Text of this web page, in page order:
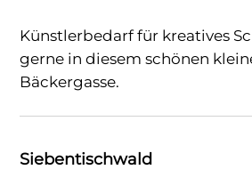
Künstlerbedarf für kreatives
gerne in diesem schönen
Bäckergasse.
Siebentischwald